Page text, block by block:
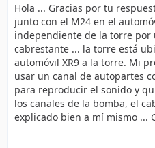
Hola ... Gracias por tu
junto con el M24 en el
independiente de la torre por
cabrestante ... la torre está
automóvil XR9 a la torre. Mi
usar un canal de autopartes
para reproducir el sonido y
los canales de la bomba, el
explicado bien a mí mismo ...